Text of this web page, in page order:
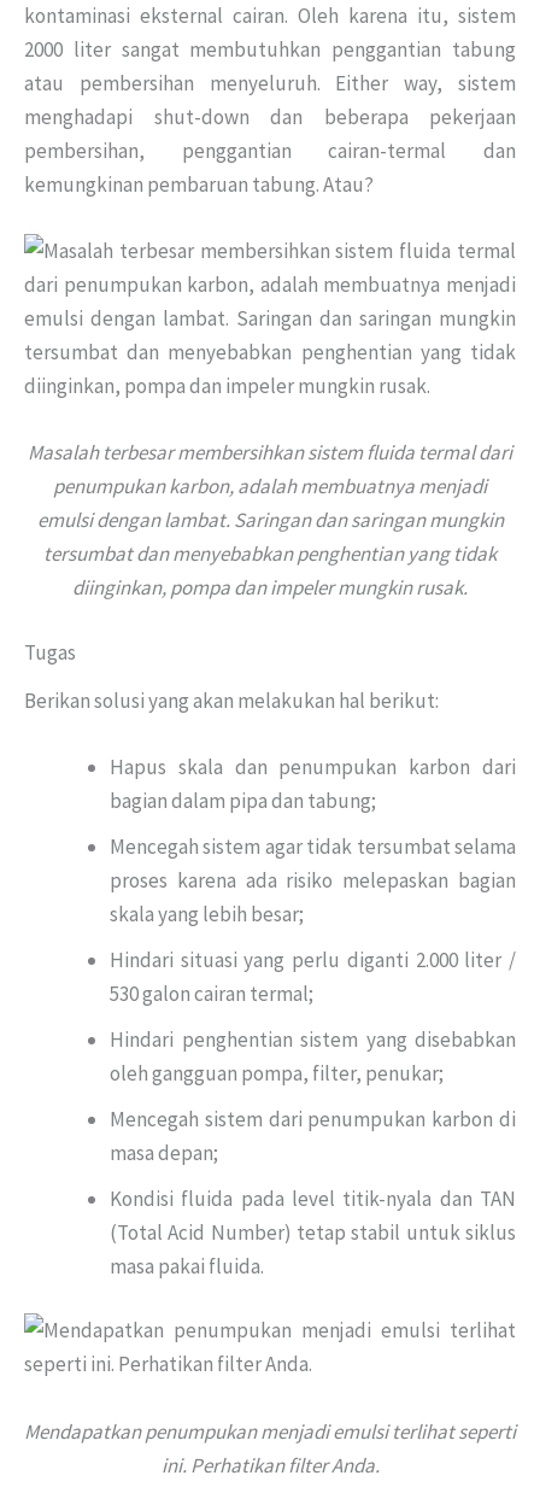
kontaminasi eksternal cairan. Oleh karena itu, sistem
2000 liter sangat membutuhkan penggantian tabung
atau pembersihan menyeluruh. Either way, sistem
menghadapi shut-down dan beberapa pekerjaan
pembersihan, penggantian cairan-termal dan
kemungkinan pembaruan tabung. Atau?
Masalah terbesar membersihkan sistem fluida termal dari
penumpukan karbon, adalah membuatnya menjadi
emulsi dengan lambat. Saringan dan saringan mungkin
tersumbat dan menyebabkan penghentian yang tidak
diinginkan, pompa dan impeler mungkin rusak.
Tugas
Berikan solusi yang akan melakukan hal berikut:
Hapus skala dan penumpukan karbon dari
bagian dalam pipa dan tabung;
Mencegah sistem agar tidak tersumbat selama
proses karena ada risiko melepaskan bagian
skala yang lebih besar;
Hindari situasi yang perlu diganti 2.000 liter /
530 galon cairan termal;
Hindari penghentian sistem yang disebabkan
oleh gangguan pompa, filter, penukar;
Mencegah sistem dari penumpukan karbon di
masa depan;
Kondisi fluida pada level titik-nyala dan TAN
(Total Acid Number) tetap stabil untuk siklus
masa pakai fluida.
Mendapatkan penumpukan menjadi emulsi terlihat seperti
ini. Perhatikan filter Anda.